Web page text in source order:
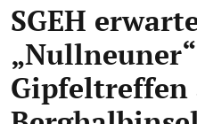
SGEH
Gipfeltreffen